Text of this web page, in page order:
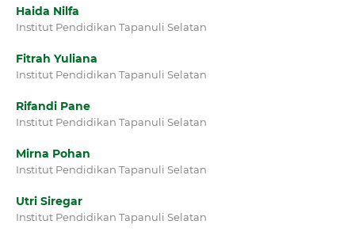
Haida Nilfa
Institut Pendidikan Tapanuli Selatan
Fitrah Yuliana
Institut Pendidikan Tapanuli Selatan
Rifandi Pane
Institut Pendidikan Tapanuli Selatan
Mirna Pohan
Institut Pendidikan Tapanuli Selatan
Utri Siregar
Institut Pendidikan Tapanuli Selatan